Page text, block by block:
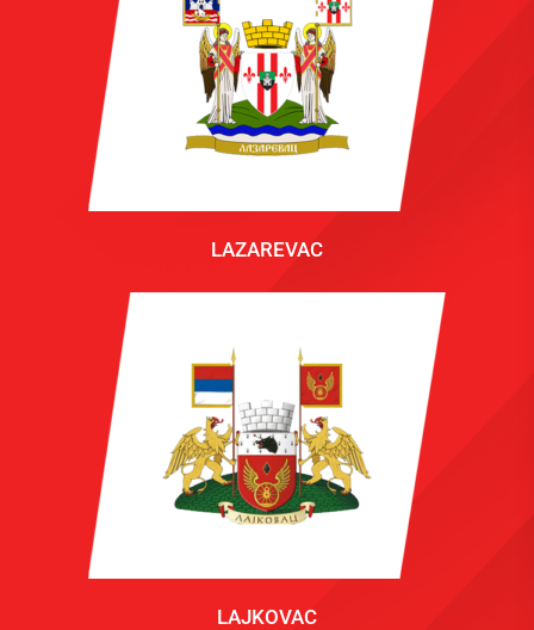
LAZAREVAC
LAJKOVAC